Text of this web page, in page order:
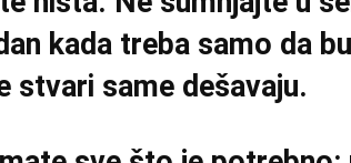
kada treba samo da
stvari same dešavaju.